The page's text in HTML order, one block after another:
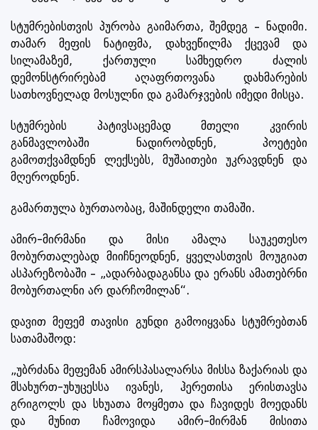
სტუმრებისთვის პურობა გაიმართა, შემდეგ – ნადიმი.
თამარ მეფის ნატიფმა, დახვეწილმა ქცევამ და
სილამაზემ, ქართული სამხედრო ძალის
დემონსტრირებამ აღაფრთოვანა დახმარების
სათხოვნელად მოსულნი და გამარჯვების იმედი მისცა.
სტუმრების პატივსაცემად მთელი კვირის
განმავლობაში ნადირობდნენ, პოეტები
გამოთქვამდნენ ლექსებს, მუშაითები უკრავდნენ და
მღეროდნენ.
გამართულა ბურთაობაც, მაშინდელი თამაში.
ამირ-მირმანი და მისი ამალა საუკეთესო
მობურთალებად მიიჩნეოდნენ, ყველასთვის მოუგიათ
ასპარეზობაში – „ადარბადაგანსა და ერანს ამათებრნი
მობურთალნი არ დარჩომილან“.
დავით მეფემ თავისი გუნდი გამოიყვანა სტუმრებთან
სათამაშოდ:
„უბრძანა მეფემან ამირსპასალარსა მისსა ზაქარიას და
მსახურთ-უხუცესსა ივანეს, ჰერეთისა ერისთავსა
გრიგოლს და სხუათა მოყმეთა და ჩავიდეს მოედანს
და მუნით ჩამოვიდა ამირ-მირმან მისითა